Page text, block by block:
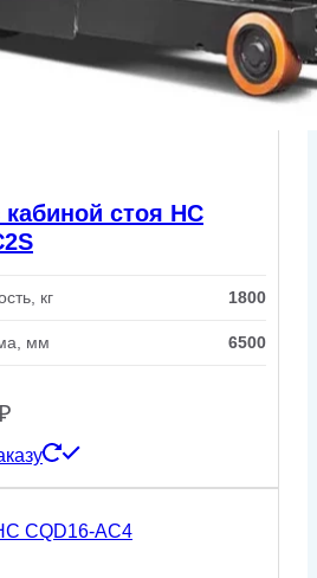
кабиной стоя HC
кг 1800
мм 6500